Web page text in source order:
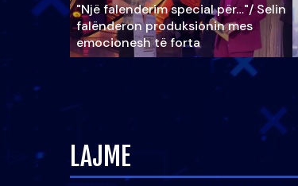
"Një falenderim special për…"/ Selin
falënderon produksionin mes
emocionesh të forta
LAJME